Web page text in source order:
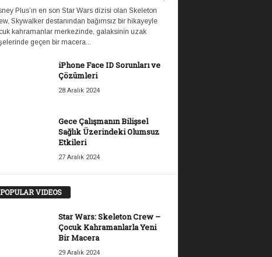
Plus’ın en son Star Wars dizisi olan Skeleton
Skywalker destanından bağımsız bir hikayeyle
kahramanlar merkezinde, galaksinin uzak
geçen bir macera...
iPhone Face ID Sorunları ve
Çözümleri
28 Aralık 2024
Gece Çalışmanın Bilişsel
Sağlık Üzerindeki Olumsuz
Etkileri
27 Aralık 2024
POPULAR VIDEOS
Star Wars: Skeleton Crew –
Çocuk Kahramanlarla Yeni
Bir Macera
29 Aralık 2024